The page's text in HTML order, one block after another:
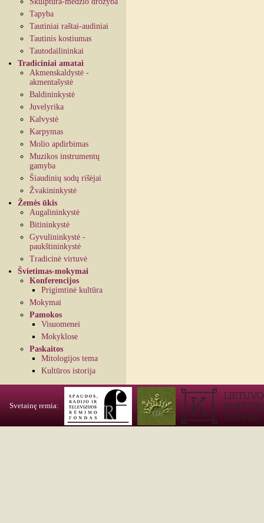
Tapyba
Tautiniai raštai-audiniai
Tautinis kostiumas
Tautodailininkai
Tradiciniai amatai
Akmenskaldystė -
akmentašystė
Baldininkystė
Juvelyrika
Kalvystė
Karpymas
Molio apdirbimas
Muzikos instrumentų
gamyba
Šiaudinių sodų rišėjai
Žvakininkystė
Žemės ūkis
Augalininkystė
Bitininkystė
Gyvulininkystė -
paukštininkystė
Tradicinė virtuvė
Švietimas-mokymai
Konferencijos
Prigimtinė kultūra
Mokymai
Pamokos
Visuomenei
Mokyklose
Paskaitos
Mitologijos tema
Kultūros istorija
Svetainę remia: